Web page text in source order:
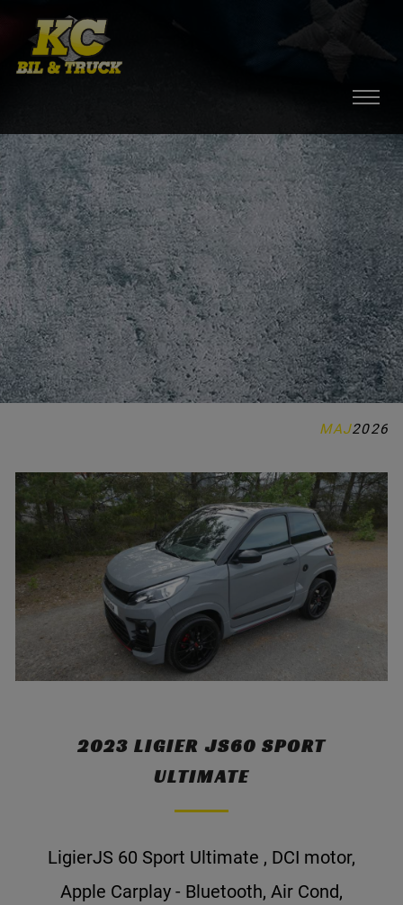
HEM
BILAR
MOPEDBILAR
TILLBEHÖR
DÄCK / FÄLGAR
KONTAKTA OSS
INSPIRATION
MAJ2026
2023 LIGIER JS60 SPORT
ULTIMATE
LigierJS 60 Sport Ultimate , DCI motor,
Apple Carplay - Bluetooth, Air Cond,